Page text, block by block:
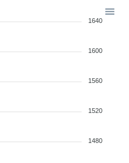
1640
1600
1560
1520
1480